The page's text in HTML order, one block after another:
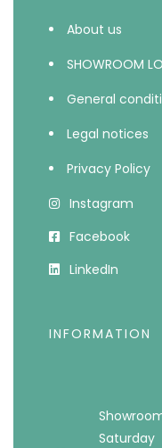
About us
SHOWROOM
General
Legal notices
Privacy Policy
Instagram
Facebook
LinkedIn
INFORMATION
Saturday